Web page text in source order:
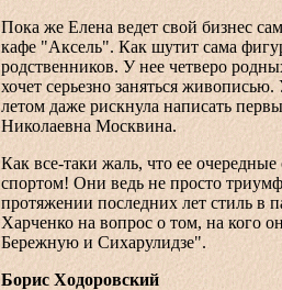
Пока же Елена ведет свой бизнес
кафе "Аксель". Как шутит сама
родственников. У нее четверо
хочет серьезно заняться
летом даже рискнула написать
Николаевна Москвина.
Как все-таки жаль, что ее
спортом! Они ведь не просто
протяжении последних лет стиль
Харченко на вопрос о том, на кого
Бережную и Сихарулидзе".
Борис Ходоровский